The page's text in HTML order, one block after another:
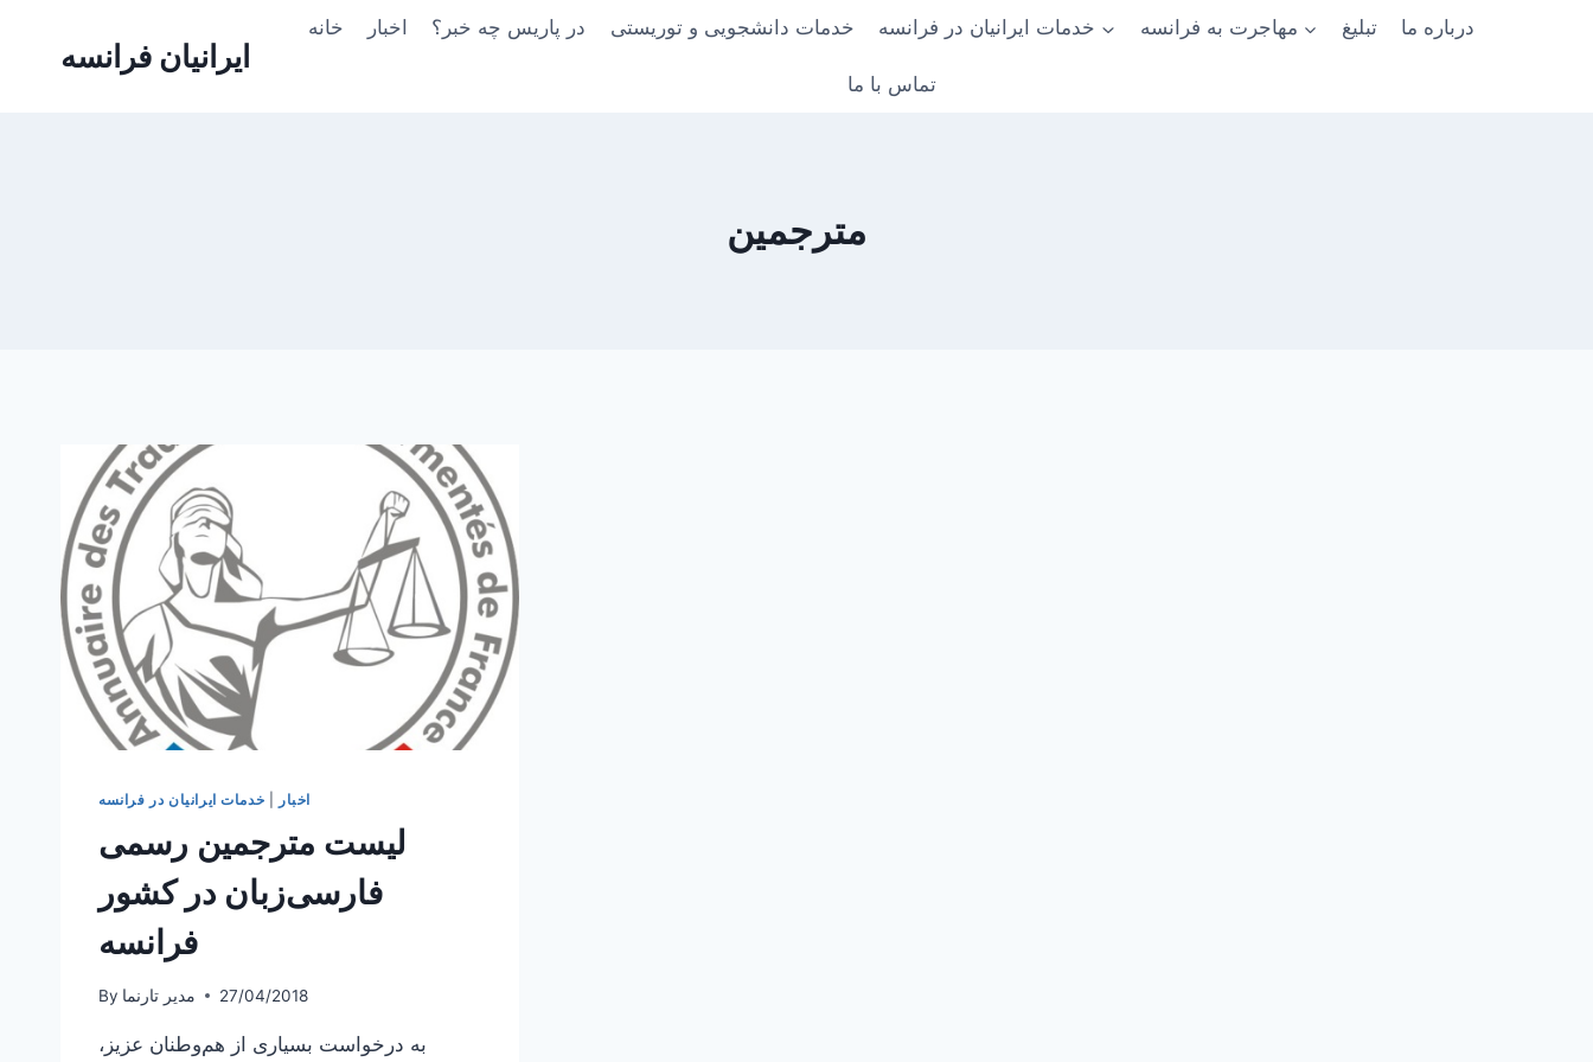
ایرانیان فرانسه
خانه اخبار در پاریس چه خبر؟ خدمات دانشجویی و توریستی خدمات ایرانیان در فرانسه مهاجرت به فرانسه تبلیغ درباره ما
تماس با ما
مترجمین
اخبار خدمات ایرانیان در فرانسه
لیست مترجمین رسمی
فارسی‌زبان در کشور
فرانسه
By مدیر تارنما 27/04/2018
به درخواست بسیاری از هم‌وطنان عزیز،